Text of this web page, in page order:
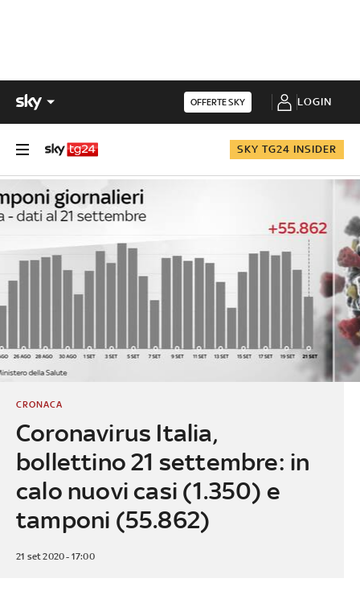
OFFERTE SKY LOGIN
SKY TG24 INSIDER
Coronavirus Italia,
bollettino 21 settembre: in
calo nuovi casi (1.350) e
tamponi (55.862)
CRONACA
21 set 2020 - 17:00